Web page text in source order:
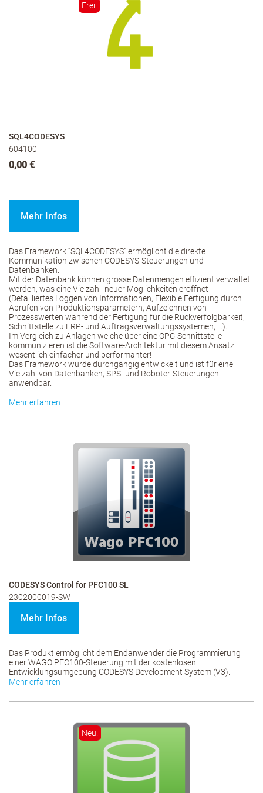
Frei!
SQL4CODESYS
604100
0,00 €
Mehr Infos
Das Framework “SQL4CODESYS” ermöglicht die direkte
Kommunikation zwischen CODESYS-Steuerungen und
Datenbanken.
Mit der Datenbank können grosse Datenmengen effizient verwaltet
werden, was eine Vielzahl neuer Möglichkeiten eröffnet
(Detailliertes Loggen von Informationen, Flexible Fertigung durch
Abrufen von Produktionsparametern, Aufzeichnen von
Prozesswerten während der Fertigung für die Rückverfolgbarkeit,
Schnittstelle zu ERP- und Auftragsverwaltungssystemen, …).
Im Vergleich zu Anlagen welche über eine OPC-Schnittstelle
kommunizieren ist die Software-Architektur mit diesem Ansatz
wesentlich einfacher und performanter!
Das Framework wurde durchgängig entwickelt und ist für eine
Vielzahl von Datenbanken, SPS- und Roboter-Steuerungen
anwendbar.
Mehr erfahren
CODESYS Control for PFC100 SL
2302000019-SW
Mehr Infos
Das Produkt ermöglicht dem Endanwender die Programmierung
einer WAGO PFC100-Steuerung mit der kostenlosen
Entwicklungsumgebung CODESYS Development System (V3).
Mehr erfahren
Neu!